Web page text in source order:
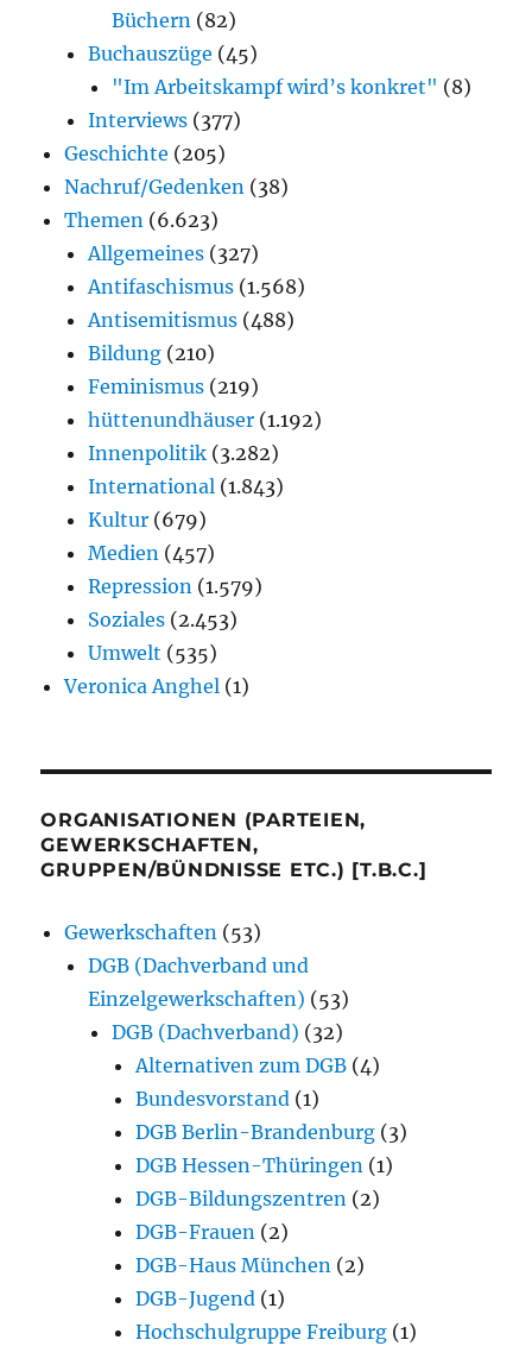
Büchern (82)
Buchauszüge (45)
"Im Arbeitskampf wird’s konkret" (8)
Interviews (377)
Geschichte (205)
Nachruf/Gedenken (38)
Themen (6.623)
Allgemeines (327)
Antifaschismus (1.568)
Antisemitismus (488)
Bildung (210)
Feminismus (219)
hüttenundhäuser (1.192)
Innenpolitik (3.282)
International (1.843)
Kultur (679)
Medien (457)
Repression (1.579)
Soziales (2.453)
Umwelt (535)
Veronica Anghel (1)
ORGANISATIONEN (PARTEIEN,
GEWERKSCHAFTEN,
GRUPPEN/BÜNDNISSE ETC.) [T.B.C.]
Gewerkschaften (53)
DGB (Dachverband und
Einzelgewerkschaften) (53)
DGB (Dachverband) (32)
Alternativen zum DGB (4)
Bundesvorstand (1)
DGB Berlin-Brandenburg (3)
DGB Hessen-Thüringen (1)
DGB-Bildungszentren (2)
DGB-Frauen (2)
DGB-Haus München (2)
DGB-Jugend (1)
Hochschulgruppe Freiburg (1)